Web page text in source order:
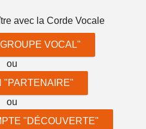
avec la Corde Vocale
VOCAL"
ou
"PARTENAIRE"
ou
"DÉCOUVERTE"